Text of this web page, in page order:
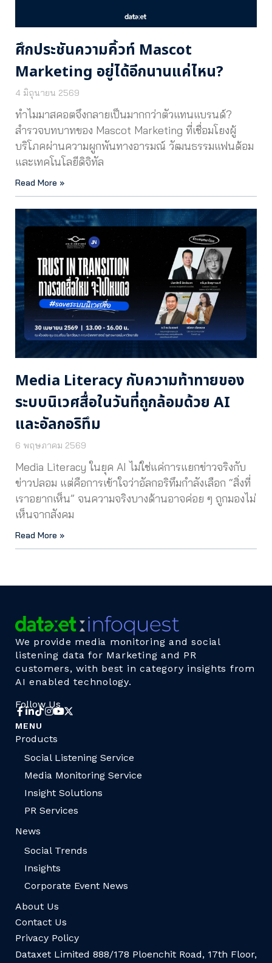
ศึกประชันความคิ้วท์ Mascot
Marketing อยู่ได้อีกนานแค่ไหน?
4 มิถุนายน 2569
ทำไมมาสคอตจึงกลายเป็นมากกว่าตัวแทนแบรนด์?
สำรวจบทบาทของ Mascot Marketing ที่เชื่อมโยงผู้
บริโภคผ่านความผูกพันทางอารมณ์ วัฒนธรรมแฟนด้อม
และเทคโนโลยีดิจิทัล
Read More »
Media Literacy กับความท้าทายของ
ระบบนิเวศสื่อในวันที่ถูกล้อมด้วย AI
และอัลกอริทึม
6 พฤษภาคม 2569
Media Literacy ในยุค AI ไม่ใช่แค่การแยกข่าวจริงกับ
ข่าวปลอม แต่คือการเข้าใจว่าอัลกอริทึมกำลังเลือก “สิ่งที่
เราอยากเห็น” จนความจริงบางด้านอาจค่อย ๆ ถูกมองไม่
เห็นจากสังคม
Read More »
We provide media monitoring and social
listening data for Marketing and PR
customers, with best in category insights from
AI enabled technology.
Follow Us
MENU
Products
Social Listening Service
Media Monitoring Service
Insight Solutions
PR Services
News
Social Trends
Insights
Corporate Event News
About Us
Contact Us
Privacy Policy
Dataxet Limited 888/178 Ploenchit Road, 17th Floor,